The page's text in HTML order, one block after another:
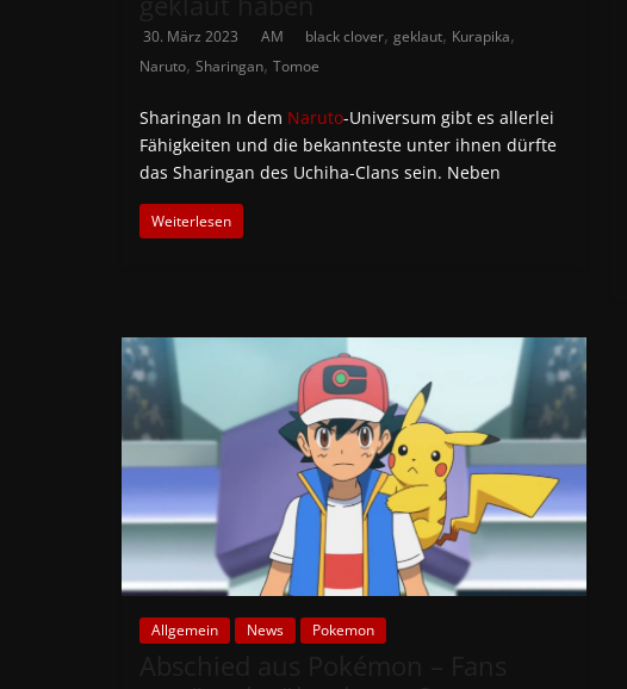
30. März 2023 AM black clover, geklaut, Kurapika,
Naruto, Sharingan, Tomoe
Sharingan In dem Naruto-Universum gibt es allerlei
Fähigkeiten und die bekannteste unter ihnen dürfte
das Sharingan des Uchiha-Clans sein. Neben
Weiterlesen
Allgemein News Pokemon